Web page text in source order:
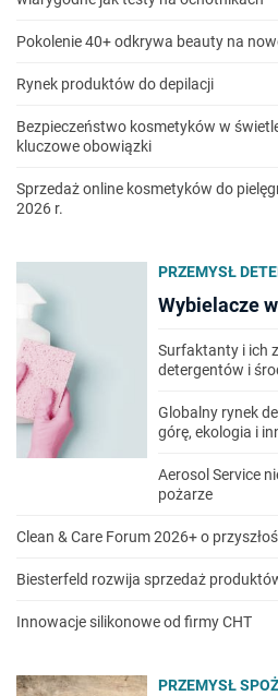
Pokolenie 40+ odkrywa beauty na
Rynek produktów do depilacji
Bezpieczeństwo kosmetyków w
kluczowe obowiązki
Sprzedaż online kosmetyków do
2026 r.
PRZEMYSŁ
Wybielacze
Surfaktanty i ich
detergentów i
Globalny rynek
górę, ekologia i
Aerosol Service
pożarze
Clean & Care Forum 2026+ o
Biesterfeld rozwija sprzedaż
Innowacje silikonowe od firmy CHT
PRZEMYSŁ